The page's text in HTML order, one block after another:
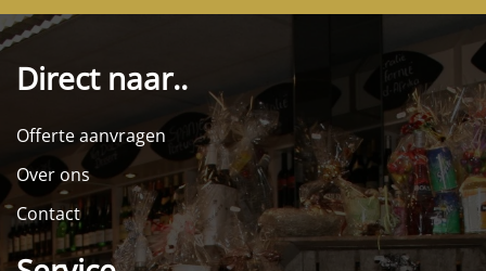
Direct naar..
Offerte aanvragen
Over ons
Contact